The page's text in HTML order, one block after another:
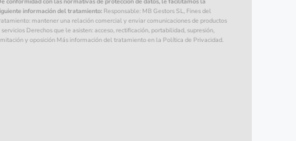
información del tratamiento: Responsable: MB Gestors SL, Fines del
mantener una relación comercial y enviar comunicaciones de productos
servicios Derechos que le asisten: acceso, rectificación, portabilidad, supresión,
y oposición Más información del tratamiento en la Política de Privacidad.